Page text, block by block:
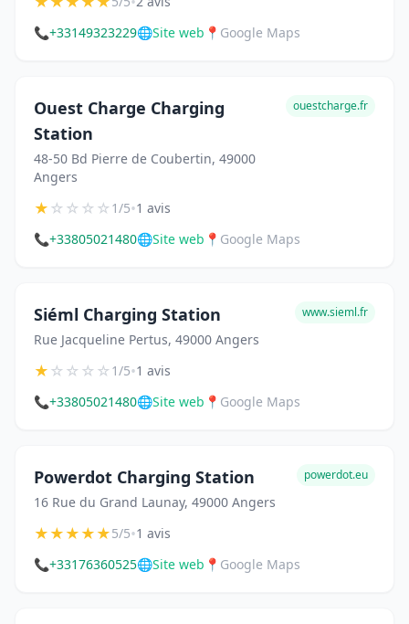
📞+33149323229🌐Site web 📍 Google Maps
Ouest Charge Charging
Station
48-50 Bd Pierre de Coubertin, 49000
Angers
ouestcharge.fr
★☆☆☆☆1/5•1 avis
📞+33805021480🌐Site web 📍 Google Maps
Siéml Charging Station
Rue Jacqueline Pertus, 49000 Angers
www.sieml.fr
★☆☆☆☆1/5•1 avis
📞+33805021480🌐Site web 📍 Google Maps
Powerdot Charging Station
16 Rue du Grand Launay, 49000 Angers
powerdot.eu
★★★★★5/5•1 avis
📞+33176360525🌐Site web 📍 Google Maps